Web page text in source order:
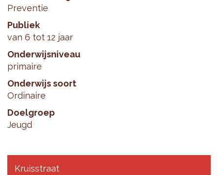
Preventie
Publiek
van 6 tot 12 jaar
Onderwijsniveau
primaire
Onderwijs soort
Ordinaire
Doelgroep
Jeugd
Kruisstraat